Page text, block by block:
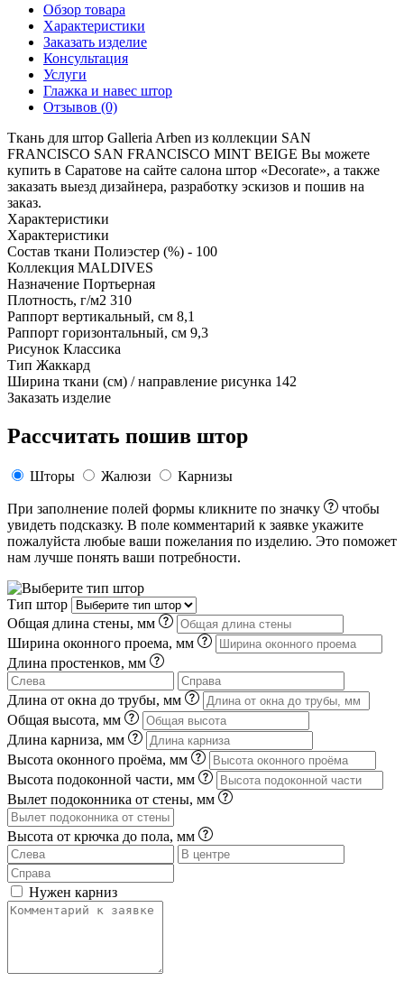
Обзор товара
Характеристики
Заказать изделие
Консультация
Услуги
Глажка и навес штор
Отзывов (0)
Ткань для штор Galleria Arben из коллекции SAN
FRANCISCO SAN FRANCISCO MINT BEIGE Вы можете
купить в Саратове на сайте салона штор «Decorate», а также
заказать выезд дизайнера, разработку эскизов и пошив на
заказ.
Характеристики
Характеристики
Состав ткани Полиэстер (%) - 100
Коллекция MALDIVES
Назначение Портьерная
Плотность, г/м2 310
Раппорт вертикальный, см 8,1
Раппорт горизонтальный, см 9,3
Рисунок Классика
Тип Жаккард
Ширина ткани (см) / направление рисунка 142
Заказать изделие
Рассчитать пошив штор
Шторы Жалюзи Карнизы
При заполнение полей формы кликните по значку
чтобы
увидеть подсказку. В поле комментарий к заявке укажите
пожалуйста любые ваши пожелания по изделию. Это поможет
нам лучше понять ваши потребности.
Тип штор
Общая длина стены, мм
Ширина оконного проема, мм
Длина простенков, мм
Длина от окна до трубы, мм
Общая высота, мм
Длина карниза, мм
Высота оконного проёма, мм
Высота подоконной части, мм
Вылет подоконника от стены, мм
Высота от крючка до пола, мм
Нужен карниз